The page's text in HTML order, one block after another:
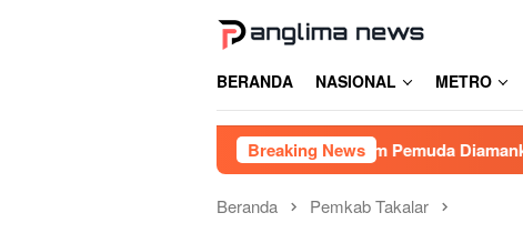
BERANDA NASIONAL METRO
Breaking News
Judi Balap Liar di Gowa, Enam Pemuda Diamankan
Beranda Pemkab Takalar